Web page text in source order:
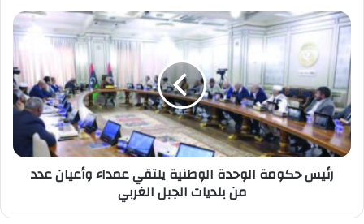
رئيس حكومة الوحدة الوطنية يلتقي عمداء وأعيان عدد
من بلديات الجبل الغربي